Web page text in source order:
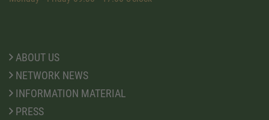
ABOUT US
NETWORK NEWS
INFORMATION MATERIAL
PRESS